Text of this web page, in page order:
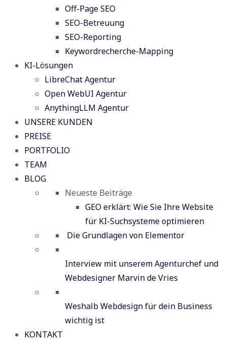
Off-Page SEO
SEO-Betreuung
SEO-Reporting
Keywordrecherche-Mapping
KI-Lösungen
LibreChat Agentur
Open WebUI Agentur
AnythingLLM Agentur
UNSERE KUNDEN
PREISE
PORTFOLIO
TEAM
BLOG
Neueste Beiträge
GEO erklärt: Wie Sie Ihre Website
für KI-Suchsysteme optimieren
Die Grundlagen von Elementor
Interview mit unserem Agenturchef und
Webdesigner Marvin de Vries
Weshalb Webdesign für dein Business
wichtig ist
KONTAKT